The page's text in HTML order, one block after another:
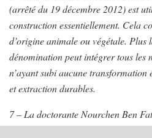
(arrêté du 19 décembre 2012) est
construction essentiellement. Cela
d’origine animale ou végétale. Plus
dénomination peut intégrer tous les
n’ayant subi aucune
et extraction durables.
7 – La doctorante Nourchen Ben
finalisation de sa thèse Doctorat en